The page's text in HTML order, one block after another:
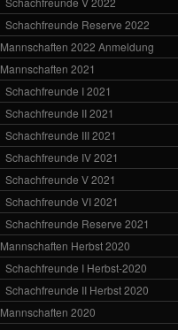
Schachfreunde Reserve 2022
Mannschaften 2022 Anmeldung
Mannschaften 2021
Schachfreunde I 2021
Schachfreunde II 2021
Schachfreunde III 2021
Schachfreunde IV 2021
Schachfreunde V 2021
Schachfreunde VI 2021
Schachfreunde Reserve 2021
Mannschaften Herbst 2020
Schachfreunde I Herbst-2020
Schachfreunde II Herbst 2020
Mannschaften 2020